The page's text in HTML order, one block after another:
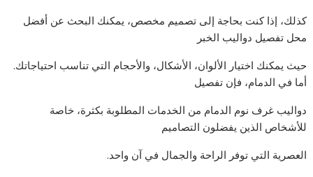
كذلك، إذا كنت بحاجة إلى تصميم مخصص، يمكنك البحث عن أفضل
محل تفصيل دواليب الخبر
حيث يمكنك اختيار الألوان، الأشكال، والأحجام التي تناسب احتياجاتك.
أما في الدمام، فإن تفصيل
دواليب غرف نوم الدمام من الخدمات المطلوبة بكثرة، خاصة
للأشخاص الذين يفضلون التصاميم
العصرية التي توفر الراحة والجمال في آن واحد.